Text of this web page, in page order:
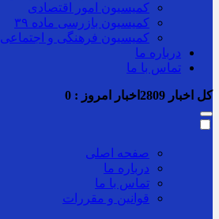
کمیسیون امور اقتصادی
کمیسیون بازرسی ماده ۳۹
کمیسیون فرهنگی و اجتماعی
درباره ما
تماس با ما
کل اخبار اخبار امروز : 0
صفحه اصلی
درباره ما
تماس با ما
قوانین و مقررات